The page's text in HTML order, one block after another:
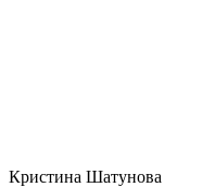
Кристина Шатунова